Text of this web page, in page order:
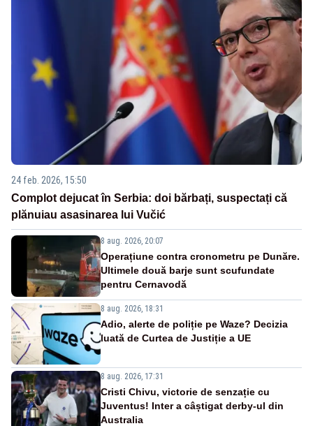
24 feb. 2026, 15:50
Complot dejucat în Serbia: doi bărbați, suspectați că
plănuiau asasinarea lui Vučić
8 aug. 2026, 20:07
Operațiune contra cronometru pe Dunăre.
Ultimele două barje sunt scufundate
pentru Cernavodă
8 aug. 2026, 18:31
Adio, alerte de poliție pe Waze? Decizia
luată de Curtea de Justiție a UE
8 aug. 2026, 17:31
Cristi Chivu, victorie de senzație cu
Juventus! Inter a câștigat derby-ul din
Australia